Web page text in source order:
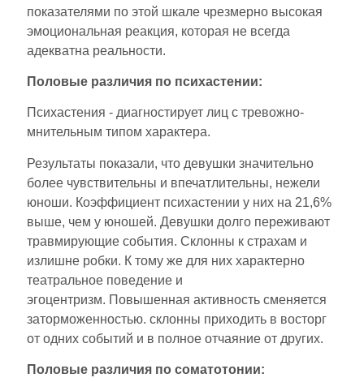
показателями по этой шкале чрезмерно высокая
эмоциональная реакция, которая не всегда
адекватна реальности.
Половые различия по психастении:
Психастения - диагностирует лиц с тревожно-
мнительным типом характера.
Результаты показали, что девушки значительно
более чувствительны и впечатлительны, нежели
юноши. Коэффициент психастении у них на 21,6%
выше, чем у юношей. Девушки долго переживают
травмирующие события. Склонны к страхам и
излишне робки. К тому же для них характерно
театральное поведение и
эгоцентризм. Повышенная активность сменяется
заторможенностью. склонны приходить в восторг
от одних событий и в полное отчаяние от других.
Половые различия по соматотонии: